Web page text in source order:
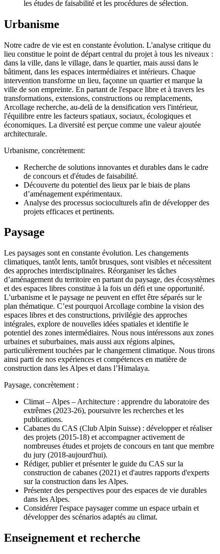
les études de faisabilité et les procédures de sélection.
Urbanisme
Notre cadre de vie est en constante évolution. L'analyse critique du
lieu constitue le point de départ central du projet à tous les niveaux :
dans la ville, dans le village, dans le quartier, mais aussi dans le
bâtiment, dans les espaces intermédiaires et intérieurs. Chaque
intervention transforme un lieu, façonne un quartier et marque la
ville de son empreinte. En partant de l'espace libre et à travers les
transformations, extensions, constructions ou remplacements,
Arcollage recherche, au-delà de la densification vers l'intérieur,
l'équilibre entre les facteurs spatiaux, sociaux, écologiques et
économiques. La diversité est perçue comme une valeur ajoutée
architecturale.
Urbanisme, concrètement:
Recherche de solutions innovantes et durables dans le cadre
de concours et d'études de faisabilité.
Découverte du potentiel des lieux par le biais de plans
d’aménagement expérimentaux.
Analyse des processus socioculturels afin de développer des
projets efficaces et pertinents.
Paysage
Les paysages sont en constante évolution. Les changements
climatiques, tantôt lents, tantôt brusques, sont visibles et nécessitent
des approches interdisciplinaires. Réorganiser les tâches
d’aménagement du territoire en partant du paysage, des écosystèmes
et des espaces libres constitue à la fois un défi et une opportunité.
L’urbanisme et le paysage ne peuvent en effet être séparés sur le
plan thématique. C’est pourquoi Arcollage combine la vision des
espaces libres et des constructions, privilégie des approches
intégrales, explore de nouvelles idées spatiales et identifie le
potentiel des zones intermédiaires. Nous nous intéressons aux zones
urbaines et suburbaines, mais aussi aux régions alpines,
particulièrement touchées par le changement climatique. Nous tirons
ainsi parti de nos expériences et compétences en matière de
construction dans les Alpes et dans l’Himalaya.
Paysage, concrètement :
Climat – Alpes – Architecture : apprendre du laboratoire des
extrêmes (2023-26), poursuivre les recherches et les
publications.
Cabanes du CAS (Club Alpin Suisse) : développer et réaliser
des projets (2015-18) et accompagner activement de
nombreuses études et projets de concours en tant que membre
du jury (2018-aujourd'hui).
Rédiger, publier et présenter le guide du CAS sur la
construction de cabanes (2021) et d'autres rapports d'experts
sur la construction dans les Alpes.
Présenter des perspectives pour des espaces de vie durables
dans les Alpes.
Considérer l'espace paysager comme un espace urbain et
développer des scénarios adaptés au climat.
Enseignement et recherche